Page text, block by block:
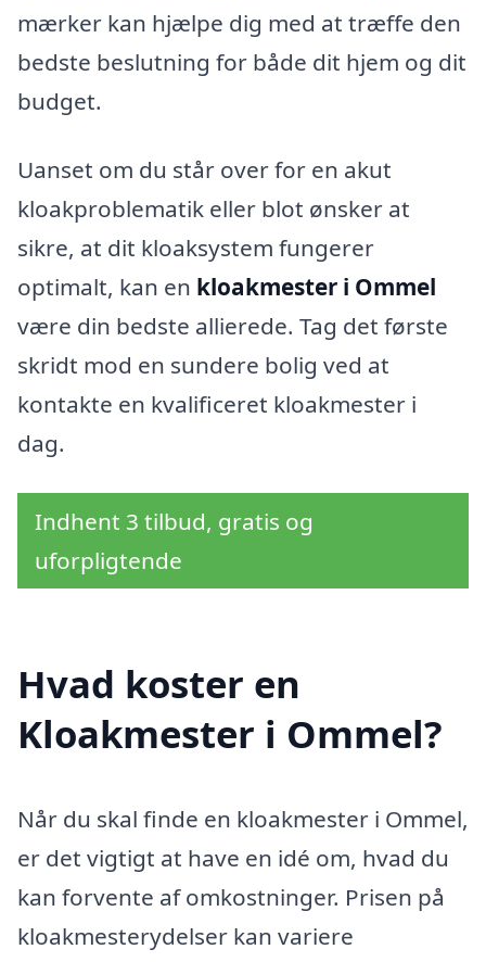
mærker kan hjælpe dig med at træffe den
bedste beslutning for både dit hjem og dit
budget.
Uanset om du står over for en akut
kloakproblematik eller blot ønsker at
sikre, at dit kloaksystem fungerer
optimalt, kan en kloakmester i Ommel
være din bedste allierede. Tag det første
skridt mod en sundere bolig ved at
kontakte en kvalificeret kloakmester i
dag.
Indhent 3 tilbud, gratis og
uforpligtende
Hvad koster en
Kloakmester i Ommel?
Når du skal finde en kloakmester i Ommel,
er det vigtigt at have en idé om, hvad du
kan forvente af omkostninger. Prisen på
kloakmesterydelser kan variere